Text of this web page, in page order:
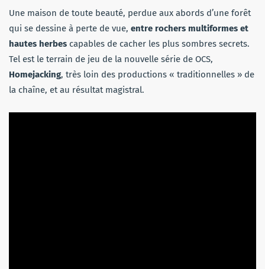
Une maison de toute beauté, perdue aux abords d’une forêt
qui se dessine à perte de vue, entre rochers multiformes et
hautes herbes capables de cacher les plus sombres secrets.
Tel est le terrain de jeu de la nouvelle série de OCS,
Homejacking, très loin des productions « traditionnelles » de
la chaîne, et au résultat magistral.